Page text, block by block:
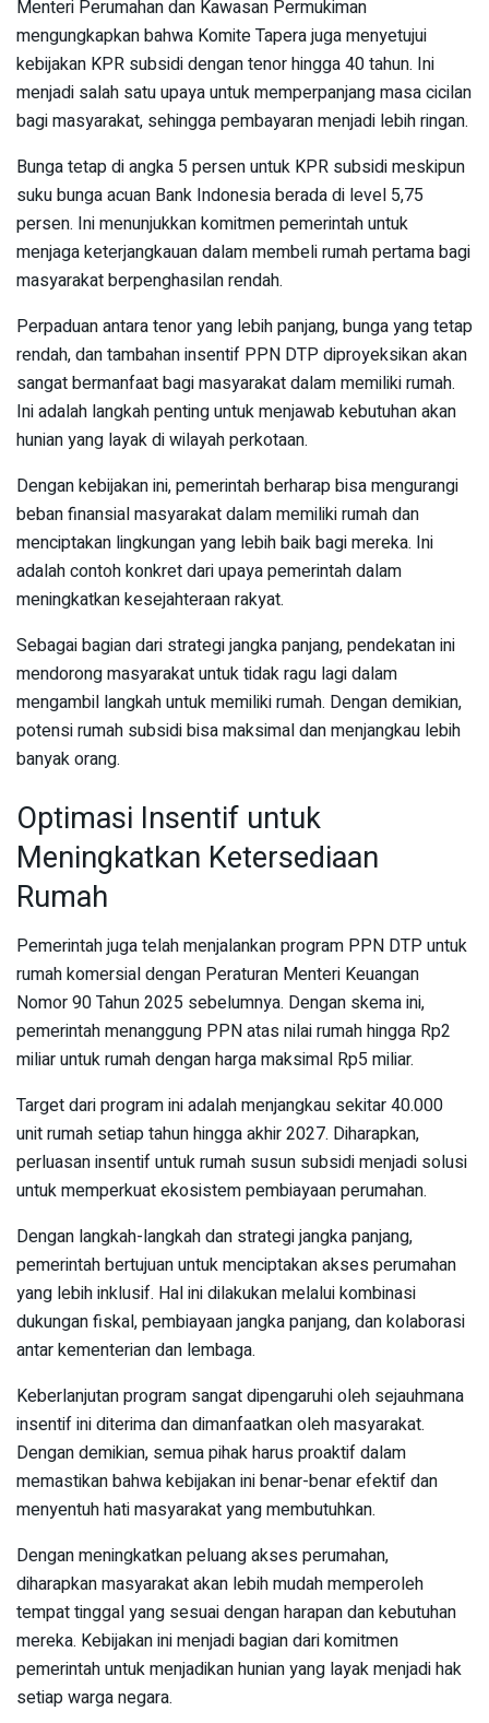
Menteri Perumahan dan Kawasan Permukiman
mengungkapkan bahwa Komite Tapera juga menyetujui
kebijakan KPR subsidi dengan tenor hingga 40 tahun. Ini
menjadi salah satu upaya untuk memperpanjang masa cicilan
bagi masyarakat, sehingga pembayaran menjadi lebih ringan.
Bunga tetap di angka 5 persen untuk KPR subsidi meskipun
suku bunga acuan Bank Indonesia berada di level 5,75
persen. Ini menunjukkan komitmen pemerintah untuk
menjaga keterjangkauan dalam membeli rumah pertama bagi
masyarakat berpenghasilan rendah.
Perpaduan antara tenor yang lebih panjang, bunga yang tetap
rendah, dan tambahan insentif PPN DTP diproyeksikan akan
sangat bermanfaat bagi masyarakat dalam memiliki rumah.
Ini adalah langkah penting untuk menjawab kebutuhan akan
hunian yang layak di wilayah perkotaan.
Dengan kebijakan ini, pemerintah berharap bisa mengurangi
beban finansial masyarakat dalam memiliki rumah dan
menciptakan lingkungan yang lebih baik bagi mereka. Ini
adalah contoh konkret dari upaya pemerintah dalam
meningkatkan kesejahteraan rakyat.
Sebagai bagian dari strategi jangka panjang, pendekatan ini
mendorong masyarakat untuk tidak ragu lagi dalam
mengambil langkah untuk memiliki rumah. Dengan demikian,
potensi rumah subsidi bisa maksimal dan menjangkau lebih
banyak orang.
Optimasi Insentif untuk
Meningkatkan Ketersediaan
Rumah
Pemerintah juga telah menjalankan program PPN DTP untuk
rumah komersial dengan Peraturan Menteri Keuangan
Nomor 90 Tahun 2025 sebelumnya. Dengan skema ini,
pemerintah menanggung PPN atas nilai rumah hingga Rp2
miliar untuk rumah dengan harga maksimal Rp5 miliar.
Target dari program ini adalah menjangkau sekitar 40.000
unit rumah setiap tahun hingga akhir 2027. Diharapkan,
perluasan insentif untuk rumah susun subsidi menjadi solusi
untuk memperkuat ekosistem pembiayaan perumahan.
Dengan langkah-langkah dan strategi jangka panjang,
pemerintah bertujuan untuk menciptakan akses perumahan
yang lebih inklusif. Hal ini dilakukan melalui kombinasi
dukungan fiskal, pembiayaan jangka panjang, dan kolaborasi
antar kementerian dan lembaga.
Keberlanjutan program sangat dipengaruhi oleh sejauhmana
insentif ini diterima dan dimanfaatkan oleh masyarakat.
Dengan demikian, semua pihak harus proaktif dalam
memastikan bahwa kebijakan ini benar-benar efektif dan
menyentuh hati masyarakat yang membutuhkan.
Dengan meningkatkan peluang akses perumahan,
diharapkan masyarakat akan lebih mudah memperoleh
tempat tinggal yang sesuai dengan harapan dan kebutuhan
mereka. Kebijakan ini menjadi bagian dari komitmen
pemerintah untuk menjadikan hunian yang layak menjadi hak
setiap warga negara.